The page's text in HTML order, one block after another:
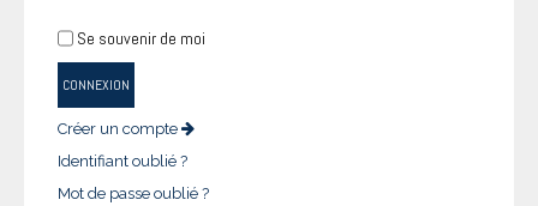
Se souvenir de moi
CONNEXION
Créer un compte
Identifiant oublié ?
Mot de passe oublié ?